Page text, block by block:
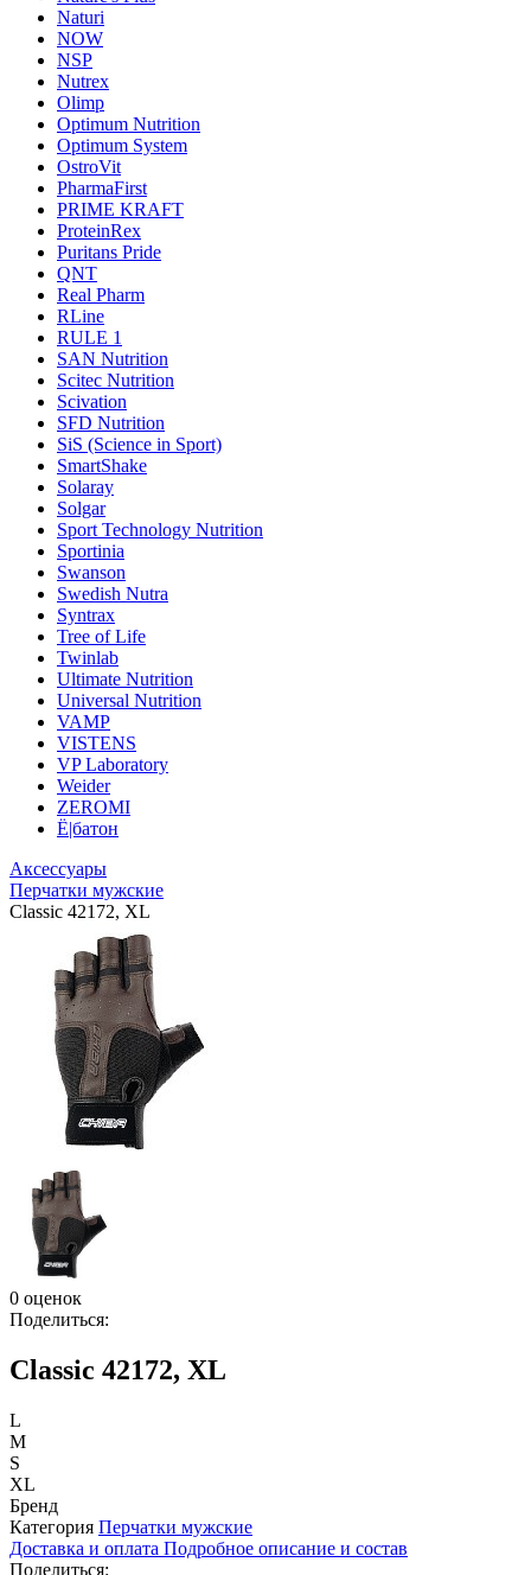
Naturi
NOW
NSP
Nutrex
Olimp
Optimum Nutrition
Optimum System
OstroVit
PharmaFirst
PRIME KRAFT
ProteinRex
Puritans Pride
QNT
Real Pharm
RLine
RULE 1
SAN Nutrition
Scitec Nutrition
Scivation
SFD Nutrition
SiS (Science in Sport)
SmartShake
Solaray
Solgar
Sport Technology Nutrition
Sportinia
Swanson
Swedish Nutra
Syntrax
Tree of Life
Twinlab
Ultimate Nutrition
Universal Nutrition
VAMP
VISTENS
VP Laboratory
Weider
ZEROMI
Ё|батон
Аксессуары
Перчатки мужские
Classic 42172, XL
0 оценок
Поделиться:
Classic 42172, XL
L
M
S
XL
Бренд
Категория Перчатки мужские
Доставка и оплата Подробное описание и состав
Поделиться: